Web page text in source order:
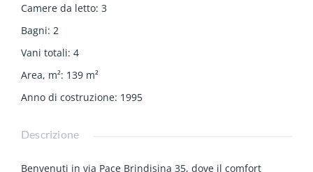
Camere da letto: 3
Bagni: 2
Vani totali: 4
Area, m²: 139 m²
Anno di costruzione: 1995
Descrizione
Benvenuti in via Pace Brindisina 35, dove il comfort